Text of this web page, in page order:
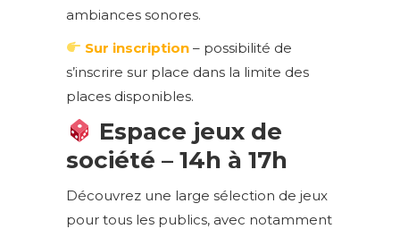
ambiances sonores.
Sur inscription – possibilité de
s’inscrire sur place dans la limite des
places disponibles.
Espace jeux de
société – 14h à 17h
Découvrez une large sélection de jeux
pour tous les publics, avec notamment